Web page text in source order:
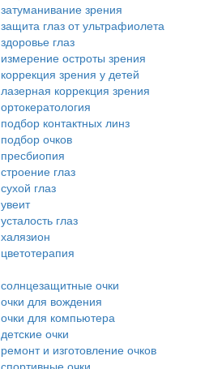
затуманивание зрения
защита глаз от ультрафиолета
здоровье глаз
измерение остроты зрения
коррекция зрения у детей
лазерная коррекция зрения
ортокератология
подбор контактных линз
подбор очков
пресбиопия
строение глаз
сухой глаз
увеит
усталость глаз
халязион
цветотерапия
солнцезащитные очки
очки для вождения
очки для компьютера
детские очки
ремонт и изготовление очков